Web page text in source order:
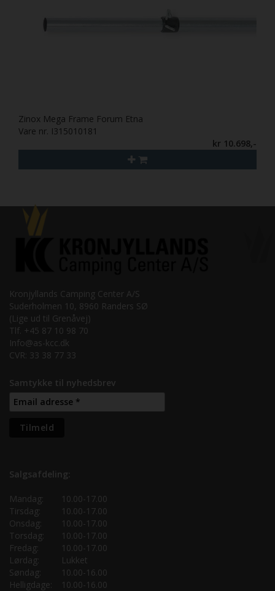
Zinox Mega Frame Forum Etna
Vare nr. I315010181
kr 10.698,-
Kronjyllands Camping Center A/S
Suderholmen 10, 8960 Randers SØ
(Lige ud til Grenåvej)
Tlf. +45 87 10 98 70
Info@as-kcc.dk
CVR: 33 38 77 33
Samtykke til nyhedsbrev
Salgsafdeling:
Mandag:
10.00-17.00
Tirsdag:
10.00-17.00
Onsdag:
10.00-17.00
Torsdag:
10.00-17.00
Fredag:
10.00-17.00
Lørdag:
Lukket
Søndag:
10.00-16.00
Helligdage:
10.00-16.00